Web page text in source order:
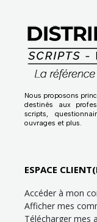
Nous proposons
destinés aux
scripts,
ouvrages et plus.
ESPACE
Accéder à mon
Afficher mes
Télécharger mes